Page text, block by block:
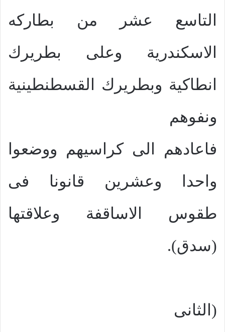
التاسع عشر من بطاركه
الاسكندرية وعلى بطريرك
انطاكية وبطريرك القسطنطينية
ونفوهم
فاعادهم الى كراسيهم ووضعوا
واحدا وعشرين قانونا فى
طقوس الاساقفة وعلاقتها
(سدق).
(الثانى